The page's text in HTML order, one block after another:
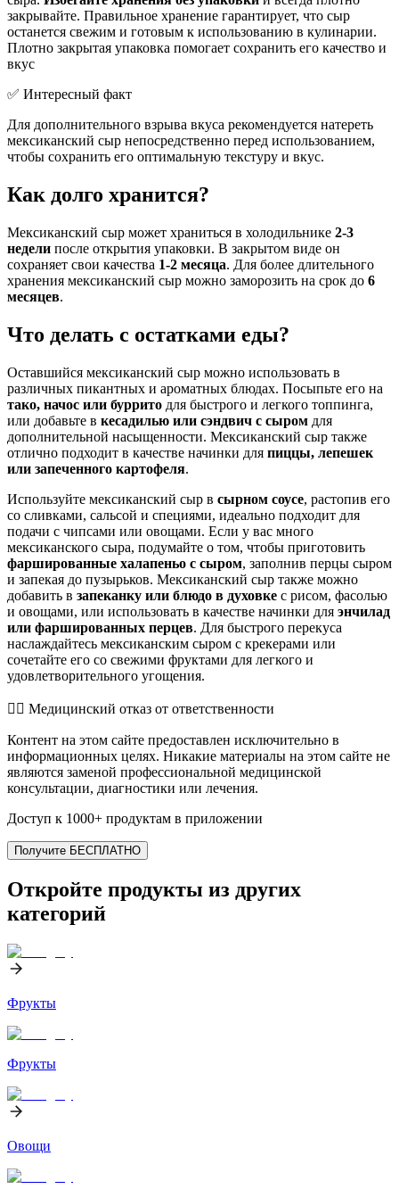
закрывайте. Правильное хранение гарантирует, что сыр
останется свежим и готовым к использованию в кулинарии.
Плотно закрытая упаковка помогает сохранить его качество и
вкус
✅ Интересный факт
Для дополнительного взрыва вкуса рекомендуется натереть
мексиканский сыр непосредственно перед использованием,
чтобы сохранить его оптимальную текстуру и вкус.
Как долго хранится?
Мексиканский сыр может храниться в холодильнике 2-3
недели после открытия упаковки. В закрытом виде он
сохраняет свои качества 1-2 месяца. Для более длительного
хранения мексиканский сыр можно заморозить на срок до 6
месяцев.
Что делать с остатками еды?
Оставшийся мексиканский сыр можно использовать в
различных пикантных и ароматных блюдах. Посыпьте его на
тако, начос или буррито для быстрого и легкого топпинга,
или добавьте в кесадилью или сэндвич с сыром для
дополнительной насыщенности. Мексиканский сыр также
отлично подходит в качестве начинки для пиццы, лепешек
или запеченного картофеля.
Используйте мексиканский сыр в сырном соусе, растопив его
со сливками, сальсой и специями, идеально подходит для
подачи с чипсами или овощами. Если у вас много
мексиканского сыра, подумайте о том, чтобы приготовить
фаршированные халапеньо с сыром, заполнив перцы сыром
и запекая до пузырьков. Мексиканский сыр также можно
добавить в запеканку или блюдо в духовке с рисом, фасолью
и овощами, или использовать в качестве начинки для энчилад
или фаршированных перцев. Для быстрого перекуса
наслаждайтесь мексиканским сыром с крекерами или
сочетайте его со свежими фруктами для легкого и
удовлетворительного угощения.
👨‍⚕️️ Медицинский отказ от ответственности
Контент на этом сайте предоставлен исключительно в
информационных целях. Никакие материалы на этом сайте не
являются заменой профессиональной медицинской
консультации, диагностики или лечения.
Доступ к 1000+ продуктам в приложении
Получите БЕСПЛАТНО
Откройте продукты из других
категорий
Фрукты
Фрукты
Овощи